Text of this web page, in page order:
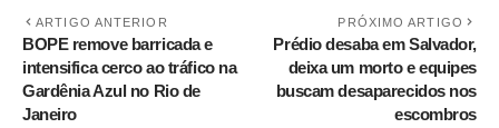
ARTIGO ANTERIOR
BOPE remove barricada e
intensifica cerco ao tráfico na
Gardênia Azul no Rio de
Janeiro
PRÓXIMO ARTIGO
Prédio desaba em Salvador,
deixa um morto e equipes
buscam desaparecidos nos
escombros